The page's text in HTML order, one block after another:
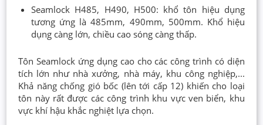
Seamlock H485, H490, H500: khổ tôn hiệu dụng
tương ứng là 485mm, 490mm, 500mm. Khổ hiệu
dụng càng lớn, chiều cao sóng càng thấp.
Tôn Seamlock ứng dụng cao cho các công trình có diện
tích lớn như nhà xưởng, nhà máy, khu công nghiệp,...
Khả năng chống gió bốc (lên tới cấp 12) khiến cho loại
tôn này rất được các công trình khu vực ven biển, khu
vực khí hậu khắc nghiệt lựa chọn.